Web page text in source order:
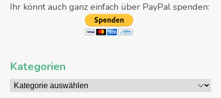
Ihr könnt auch ganz einfach über PayPal spenden:
Kategorien